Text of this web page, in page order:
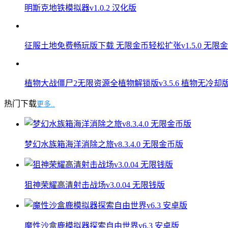
明斯克地铁模拟器v1.0.2 汉化版
征服土地免费畅玩版下载 无限金币轻松扩张v1.5.0 无限
植物大战僵尸2无限资源全植物解锁版v3.5.6 植物无冷却
热门下载更多..
梦幻水族箱海洋消除之旅v8.3.4.0 无限金币版
狙神荣耀高清射击战场v3.0.04 无限钱版
魔性沙盒鹿模拟器探索自由世界v6.3 安卓版